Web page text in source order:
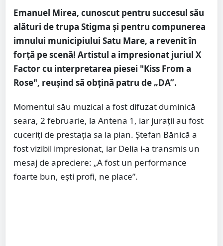
Emanuel Mirea, cunoscut pentru succesul său
alături de trupa Stigma și pentru compunerea
imnului municipiului Satu Mare, a revenit în
forță pe scenă! Artistul a impresionat juriul X
Factor cu interpretarea piesei "Kiss From a
Rose", reușind să obțină patru de „DA”.
Momentul său muzical a fost difuzat duminică
seara, 2 februarie, la Antena 1, iar jurații au fost
cuceriți de prestația sa la pian. Ștefan Bănică a
fost vizibil impresionat, iar Delia i-a transmis un
mesaj de apreciere: „A fost un performance
foarte bun, ești profi, ne place”.